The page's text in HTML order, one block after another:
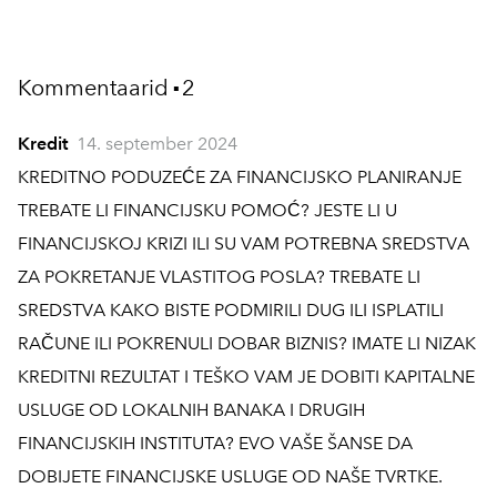
Kommentaarid ▪ 2
Kredit 14. september 2024
KREDITNO PODUZEĆE ZA FINANCIJSKO PLANIRANJE
TREBATE LI FINANCIJSKU POMOĆ? JESTE LI U
FINANCIJSKOJ KRIZI ILI SU VAM POTREBNA SREDSTVA
ZA POKRETANJE VLASTITOG POSLA? TREBATE LI
SREDSTVA KAKO BISTE PODMIRILI DUG ILI ISPLATILI
RAČUNE ILI POKRENULI DOBAR BIZNIS? IMATE LI NIZAK
KREDITNI REZULTAT I TEŠKO VAM JE DOBITI KAPITALNE
USLUGE OD LOKALNIH BANAKA I DRUGIH
FINANCIJSKIH INSTITUTA? EVO VAŠE ŠANSE DA
DOBIJETE FINANCIJSKE USLUGE OD NAŠE TVRTKE.